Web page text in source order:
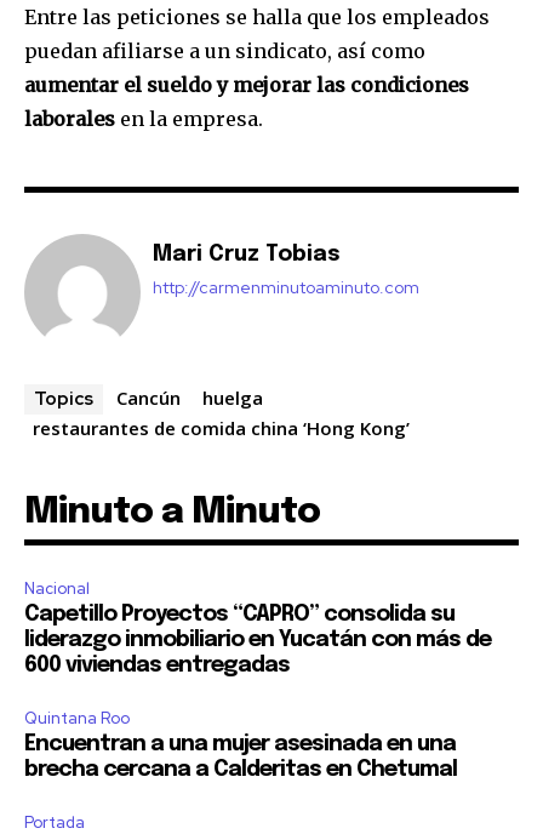
Entre las peticiones se halla que los empleados
puedan afiliarse a un sindicato, así como
aumentar el sueldo y mejorar las condiciones
laborales en la empresa.
Mari Cruz Tobias
http://carmenminutoaminuto.com
Topics Cancún
huelga
restaurantes de comida china ‘Hong Kong’
Minuto a Minuto
Nacional
Capetillo Proyectos “CAPRO” consolida su
liderazgo inmobiliario en Yucatán con más de
600 viviendas entregadas
Quintana Roo
Encuentran a una mujer asesinada en una
brecha cercana a Calderitas en Chetumal
Portada